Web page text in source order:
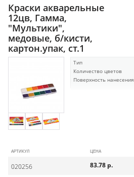
Краски акварельные
12цв, Гамма,
"Мультики",
медовые, б/кисти,
картон.упак, ст.1
Тип
Количество цветов
Поверхность нанесения
АРТИКУЛ ЦЕНА
020256 83.78 р.